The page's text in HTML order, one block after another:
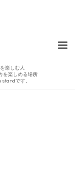
楽しむ人
を楽しめる場所
standです。